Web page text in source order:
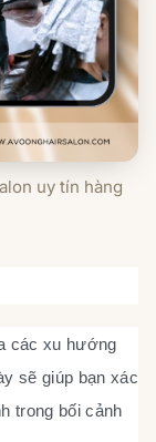
uy tín hàng
các xu hướng
sẽ giúp bạn xác
trong bối cảnh